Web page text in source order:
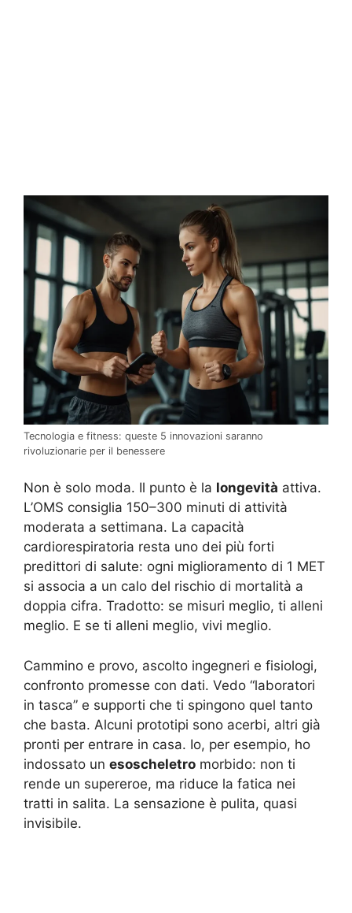
Tecnologia e fitness: queste 5 innovazioni saranno
rivoluzionarie per il benessere
Non è solo moda. Il punto è la longevità attiva.
L’OMS consiglia 150–300 minuti di attività
moderata a settimana. La capacità
cardiorespiratoria resta uno dei più forti
predittori di salute: ogni miglioramento di 1 MET
si associa a un calo del rischio di mortalità a
doppia cifra. Tradotto: se misuri meglio, ti alleni
meglio. E se ti alleni meglio, vivi meglio.
Cammino e provo, ascolto ingegneri e fisiologi,
confronto promesse con dati. Vedo “laboratori
in tasca” e supporti che ti spingono quel tanto
che basta. Alcuni prototipi sono acerbi, altri già
pronti per entrare in casa. Io, per esempio, ho
indossato un esoscheletro morbido: non ti
rende un supereroe, ma riduce la fatica nei
tratti in salita. La sensazione è pulita, quasi
invisibile.